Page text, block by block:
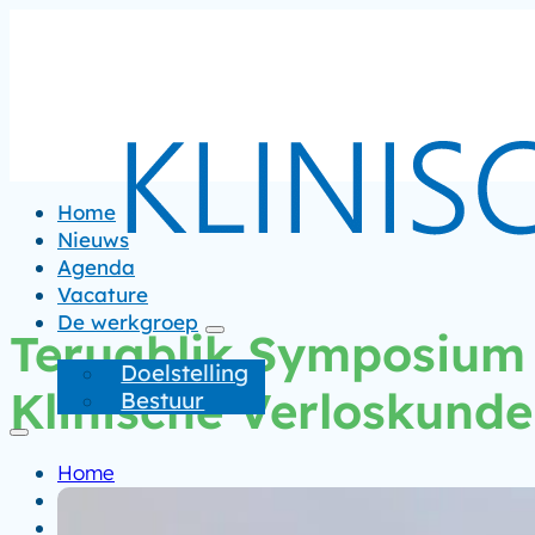
Home
Nieuws
Agenda
Vacature
De werkgroep
Doelstelling
Bestuur
Home
Nieuws
Terugblik Symposium
Klinische